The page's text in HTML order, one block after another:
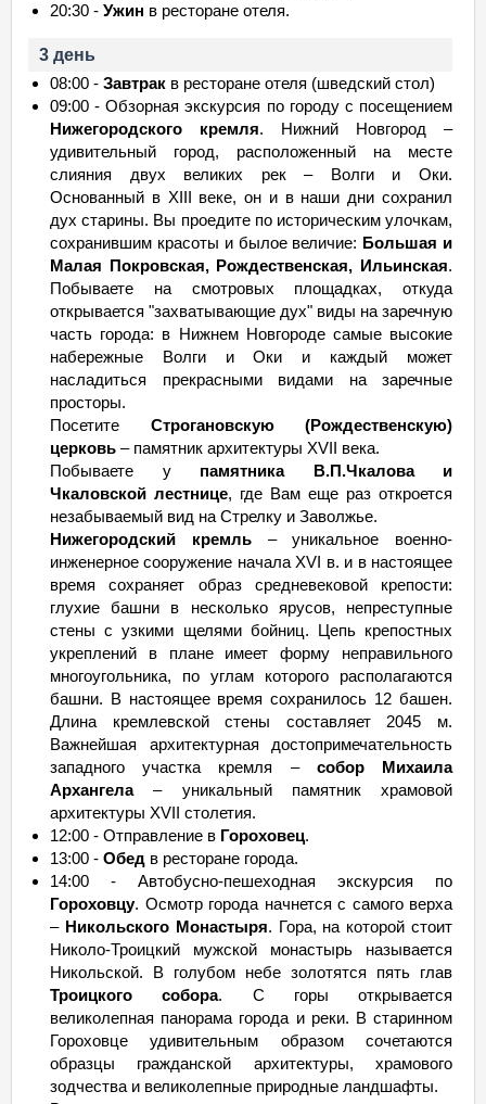
20:30 - Ужин в ресторане отеля.
3 день
08:00 - Завтрак в ресторане отеля (шведский стол)
09:00 - Обзорная экскурсия по городу с посещением
Нижегородского кремля. Нижний Новгород –
удивительный город, расположенный на месте
слияния двух великих рек – Волги и Оки.
Основанный в XIII веке, он и в наши дни сохранил
дух старины. Вы проедите по историческим улочкам,
сохранившим красоты и былое величие: Большая и
Малая Покровская, Рождественская, Ильинская.
Побываете на смотровых площадках, откуда
открывается "захватывающие дух" виды на заречную
часть города: в Нижнем Новгороде самые высокие
набережные Волги и Оки и каждый может
насладиться прекрасными видами на заречные
просторы.
Посетите Строгановскую (Рождественскую)
церковь – памятник архитектуры XVII века.
Побываете у памятника В.П.Чкалова и
Чкаловской лестнице, где Вам еще раз откроется
незабываемый вид на Стрелку и Заволжье.
Нижегородский кремль– уникальное военно-
инженерное сооружение начала XVI в. и в настоящее
время сохраняет образ средневековой крепости:
глухие башни в несколько ярусов, непреступные
стены с узкими щелями бойниц. Цепь крепостных
укреплений в плане имеет форму неправильного
многоугольника, по углам которого располагаются
башни. В настоящее время сохранилось 12 башен.
Длина кремлевской стены составляет 2045 м.
Важнейшая архитектурная достопримечательность
западного участка кремля – собор Михаила
Архангела– уникальный памятник храмовой
архитектуры XVII столетия.
12:00 - Отправление в Гороховец.
13:00 - Обед в ресторане города.
14:00 - Автобусно-пешеходная экскурсия по
Гороховцу. Осмотр города начнется с самого верха
– Никольского Монастыря. Гора, на которой стоит
Николо-Троицкий мужской монастырь называется
Никольской. В голубом небе золотятся пять глав
Троицкого собора. С горы открывается
великолепная панорама города и реки. В старинном
Гороховце удивительным образом сочетаются
образцы гражданской архитектуры, храмового
зодчества и великолепные природные ландшафты.